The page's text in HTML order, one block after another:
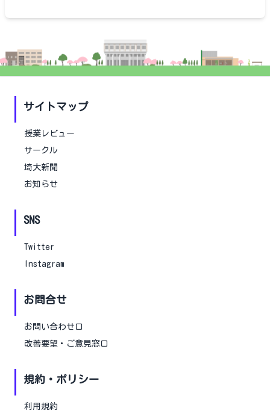
サイトマップ
授業レビュー
サークル
埼大新聞
お知らせ
SNS
Twitter
Instagram
お問合せ
お問い合わせ口
改善要望・ご意見窓口
規約・ポリシー
利用規約